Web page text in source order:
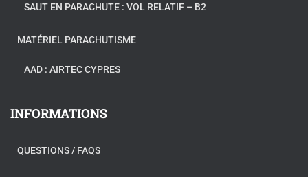
SAUT EN PARACHUTE : VOL RELATIF – B2
MATÉRIEL PARACHUTISME
AAD : AIRTEC CYPRES
INFORMATIONS
QUESTIONS / FAQS